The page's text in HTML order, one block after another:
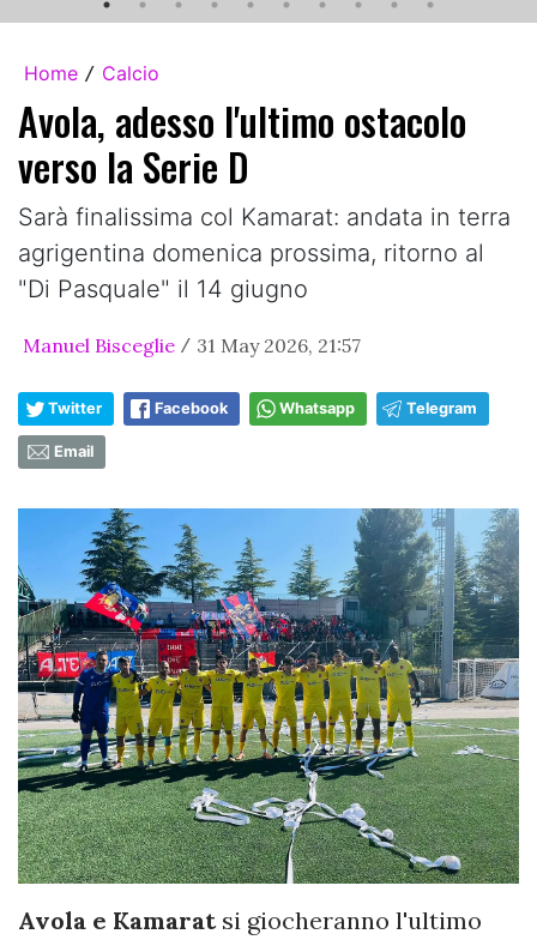
Home / Calcio
Avola, adesso l'ultimo ostacolo
verso la Serie D
Sarà finalissima col Kamarat: andata in terra
agrigentina domenica prossima, ritorno al
"Di Pasquale" il 14 giugno
Manuel Bisceglie / 31 May 2026, 21:57
Twitter Facebook Whatsapp Telegram
Email
Avola e Kamaratsi giocheranno l'ultimo